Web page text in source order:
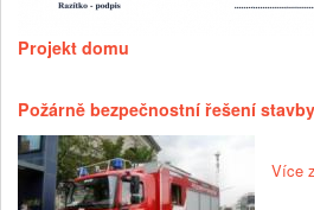
Projekt domu
Požárně bezpečnostní řešení stavby
Více